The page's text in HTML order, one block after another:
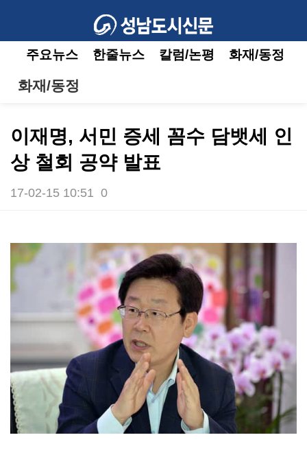
주요뉴스 한줄뉴스 칼럼/논평 화재/동정
화재/동정
이재명, 서민 증세 꼼수 담뱃세 인
상 철회 공약 발표
17-02-15 10:51 0